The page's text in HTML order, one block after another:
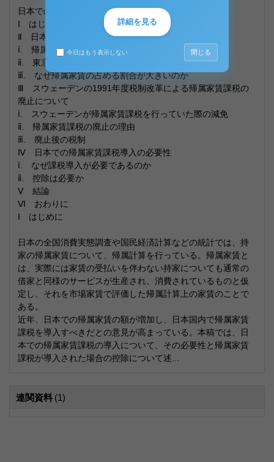
日本での帰属家賃課税の導入について
Ⅰ はじめに
Ⅱ 日本の国内総生産(GDP)に占める帰属家賃の比率
ⅰ. 帰属家賃の比率の国際比較
ⅱ. 東京圏における帰属家賃
ⅲ. なぜ帰属家賃の占める割合が大きいのか
Ⅲ スウェーデンの1991年度税制改革による帰属家賃課税の
廃止について
ⅰ. スウェーデンが帰属家賃課税を行っていた際の減免
ⅱ. 帰属家賃課税の廃止の理由
ⅲ. 廃止後の税制
Ⅳ 日本での帰属家賃課税導入の必要性
ⅰ. なぜ課税導入が必要であるのか
ⅱ. 控除は必要か
Ⅴ 結論
Ⅵ おわりに
Ⅰ はじめに
日本の全国消費実態調査や国民経済計算などの統計では、持
家の帰属家賃について、帰属計算を行っている。帰属家賃と
は、実際には家賃の受払いを伴わない持家についても通常の
借家と同様のサービスが生産され、消費されているものと仮
定し、それを市場家賃で評価した帰属計算上の家賃のことで
ある。
近年、日本での帰属家賃の額が増加し、日本国内で帰属家賃
課税を導入すべきだとの意見が高まっている。本稿では、日
本での帰属家賃課税の導入について、その必要性と帰属家賃
課税が導入された場合の控除について述...
連関資料 (1)
詳細を見る
今日はもう表示しない 閉じる